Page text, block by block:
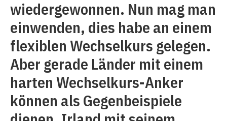
wiedergewonnen. Nun mag man
einwenden, dies habe an einem
flexiblen Wechselkurs gelegen.
Aber gerade Länder mit einem
harten Wechselkurs-Anker
können als Gegenbeispiele